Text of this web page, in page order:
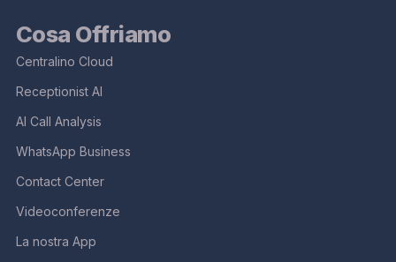
Cosa Offriamo
Centralino Cloud
Receptionist AI
AI Call Analysis
WhatsApp Business
Contact Center
Videoconferenze
La nostra App